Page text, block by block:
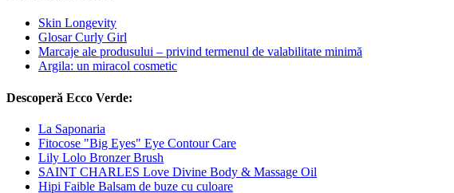
Skin Longevity
Glosar Curly Girl
Marcaje ale produsului – privind termenul de valabilitate minimă
Argila: un miracol cosmetic
Descoperă Ecco Verde:
La Saponaria
Fitocose "Big Eyes" Eye Contour Care
Lily Lolo Bronzer Brush
SAINT CHARLES Love Divine Body & Massage Oil
Hipi Faible Balsam de buze cu culoare